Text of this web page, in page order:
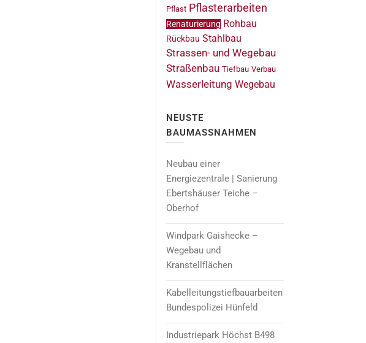
Pflast Pflasterarbeiten
Renaturierung Rohbau
Rückbau Stahlbau
Strassen- und Wegebau
Straßenbau Tiefbau Verbau
Wasserleitung Wegebau
NEUSTE
BAUMASSNAHMEN
Neubau einer
Energiezentrale | Sanierung
Ebertshäuser Teiche –
Oberhof
Windpark Gaishecke –
Wegebau und
Kranstellflächen
Kabelleitungstiefbauarbeiten
Bundespolizei Hünfeld
Industriepark Höchst B498